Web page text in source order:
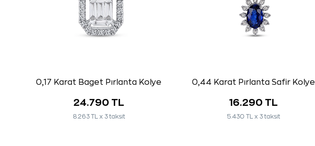
0,17 Karat Baget Pırlanta Kolye
24.790 TL
8.263 TL x 3 taksit
0,44 Karat Pırlanta Safir Kolye
16.290 TL
5.430 TL x 3 taksit